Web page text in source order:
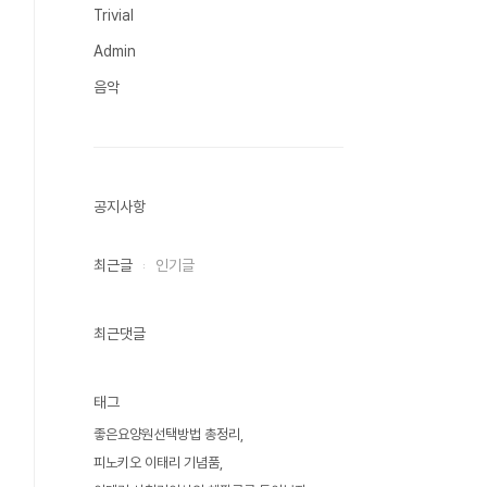
Trivial
Admin
음악
공지사항
최근글 인기글
최근댓글
태그
좋은요양원선택방법 총정리
피노키오 이태리 기념품